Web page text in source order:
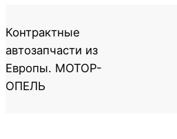
Контрактные
автозапчасти из
Европы. МОТОР-
ОПЕЛЬ